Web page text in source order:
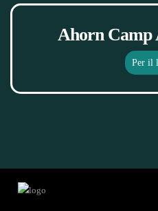
Ahorn Camp
Per il